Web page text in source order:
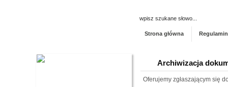
Strona główna
Archiwizacja
Oferujemy zgłaszającym się